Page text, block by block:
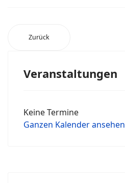
Zurück
Veranstaltungen
Keine Termine
Ganzen Kalender ansehen